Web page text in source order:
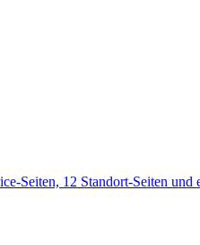
Seiten, 12 Standort-Seiten